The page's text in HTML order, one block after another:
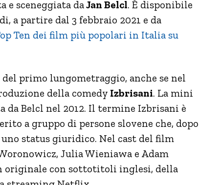
e sceneggiata daJan Belcl. È disponibile
a partire dal 3 febbraio 2021 e da
Ten dei film più popolari in Italia su
primo lungometraggio, anche se nel
della comedy Izbrisani. La mini
Belcl nel 2012. Il termine Izbrisani è
a gruppo di persone slovene che, dopo
uno status giuridico. Nel cast del film
Julia Wieniawa e Adam
originale con sottotitoli inglesi, della